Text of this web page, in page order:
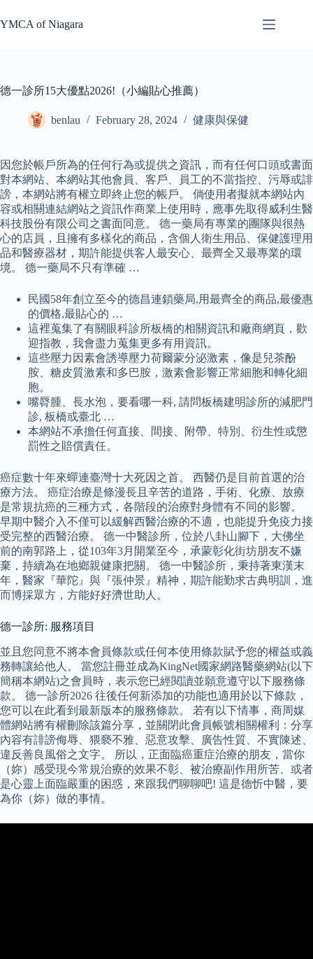
to
content
YMCA of Niagara
德一診所15大優點2026!（小編貼心推薦）
benlau February 28, 2024 健康與保健
因您於帳戶所為的任何行為或提供之資訊，而有任何口頭或書面
對本網站、本網站其他會員、客戶、員工的不當指控、污辱或誹
謗，本網站將有權立即終止您的帳戶。 倘使用者擬就本網站內
容或相關連結網站之資訊作商業上使用時，應事先取得威利生醫
科技股份有限公司之書面同意。 德一藥局有專業的團隊與很熱
心的店員，且擁有多樣化的商品，含個人衛生用品、保健護理用
品和醫療器材，期許能提供客人最安心、最齊全又最專業的環
境。 德一藥局不只有準確 …
民國58年創立至今的德昌連鎖藥局,用最齊全的商品,最優惠
的價格,最貼心的 …
這裡蒐集了有關眼科診所板橋的相關資訊和廠商網頁，歡
迎指教，我會盡力蒐集更多有用資訊。
這些壓力因素會誘導壓力荷爾蒙分泌激素，像是兒茶酚
胺、糖皮質激素和多巴胺，激素會影響正常細胞和轉化細
胞。
嘴脣腫、長水泡，要看哪一科, 請問板橋建明診所的減肥門
診, 板橋或臺北 …
本網站不承擔任何直接、間接、附帶、特別、衍生性或懲
罰性之賠償責任。
癌症數十年來蟬連臺灣十大死因之首。 西醫仍是目前首選的治
療方法。 癌症治療是條漫長且辛苦的道路，手術、化療、放療
是常規抗癌的三種方式，各階段的治療對身體有不同的影響。
早期中醫介入不僅可以緩解西醫治療的不適，也能提升免疫力接
受完整的西醫治療。 德一中醫診所，位於八卦山腳下，大佛坐
前的南郭路上，從103年3月開業至今，承蒙彰化街坊朋友不嫌
棄，持續為在地鄉親健康把關。 德一中醫診所，秉持著東漢末
年，醫家『華陀』與『張仲景』精神，期許能勤求古典明訓，進
而博採眾方，方能好好濟世助人。
德一診所: 服務項目
並且您同意不將本會員條款或任何本使用條款賦予您的權益或義
務轉讓給他人。 當您註冊並成為KingNet國家網路醫藥網站(以下
簡稱本網站)之會員時，表示您已經閱讀並願意遵守以下服務條
款。 德一診所2026 往後任何新添加的功能也適用於以下條款，
您可以在此看到最新版本的服務條款。 若有以下情事，商周媒
體網站將有權刪除該篇分享，並關閉此會員帳號相關權利：分享
內容有誹謗侮辱、猥褻不雅、惡意攻擊、廣告性質、不實陳述、
違反善良風俗之文字。 所以，正面臨癌重症治療的朋友，當你
（妳）感受現今常規治療的效果不彰、被治療副作用所苦、或者
是心靈上面臨嚴重的困惑，來跟我們聊聊吧! 這是德忻中醫，要
為你（妳）做的事情。